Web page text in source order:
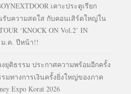
เคาะประตูเรียก
รับความสดใส กับคอนเสิร์ตใหญ่ใน
‘KNOCK ON Vol.2’ IN
ม.ค. ปีหน้า!!
ยุติธรรม ประกาศความพร้อมอีกครั้ง
มทางการเงินครั้งยิ่งใหญ่ของภาค
Expo Korat 2026